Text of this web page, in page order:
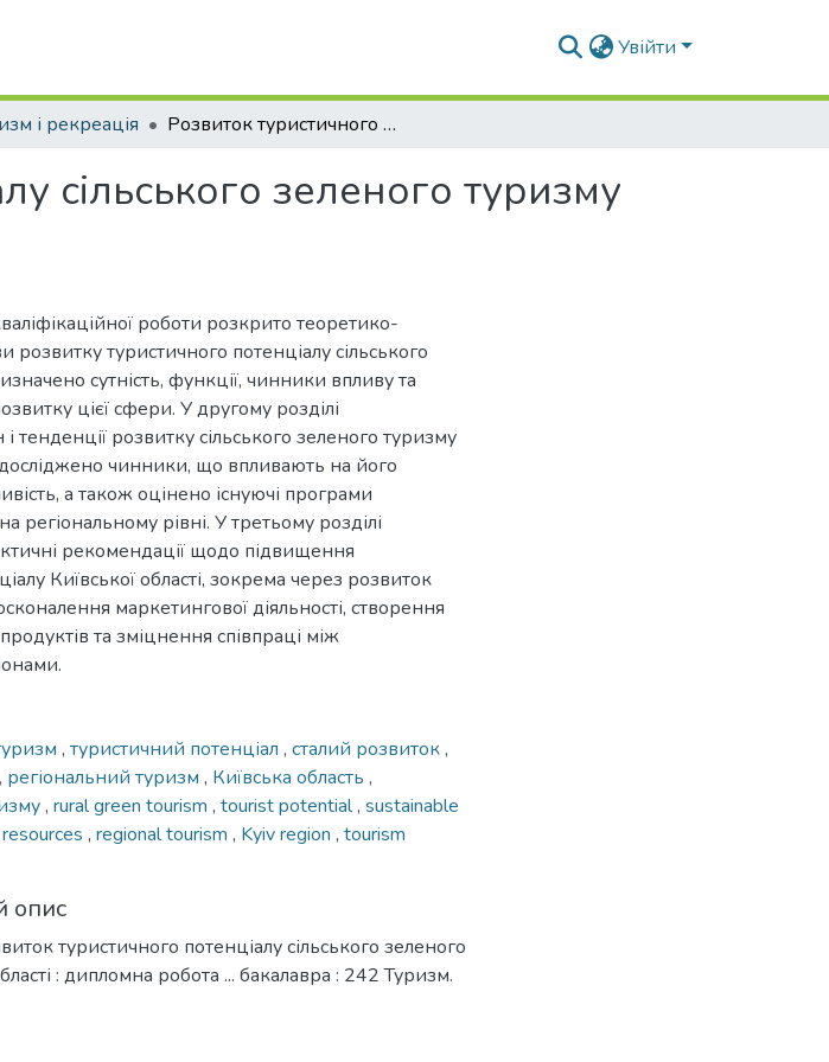
Увійти
і рекреація Розвиток туристичного потенціалу сільського зеленого туризму Київської області
сільського зеленого туризму
роботи розкрито теоретико-
розвитку туристичного потенціалу сільського
сутність, функції, чинники впливу та
цієї сфери. У другому розділі
і тенденції розвитку сільського зеленого туризму
досліджено чинники, що впливають на його
а також оцінено існуючі програми
регіональному рівні. У третьому розділі
рекомендації щодо підвищення
Київської області, зокрема через розвиток
маркетингової діяльності, створення
та зміцнення співпраці між
, туристичний потенціал , сталий розвиток,
, регіональний туризм , Київська область ,
, rural green tourism , tourist potential, sustainable
, regional tourism , Kyiv region , tourism
опис
туристичного потенціалу сільського зеленого
: дипломна робота ... бакалавра : 242 Туризм.